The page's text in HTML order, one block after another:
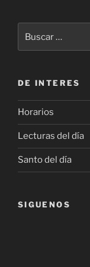
por:
DE INTERES
Horarios
Lecturas del día
Santo del día
SIGUENOS